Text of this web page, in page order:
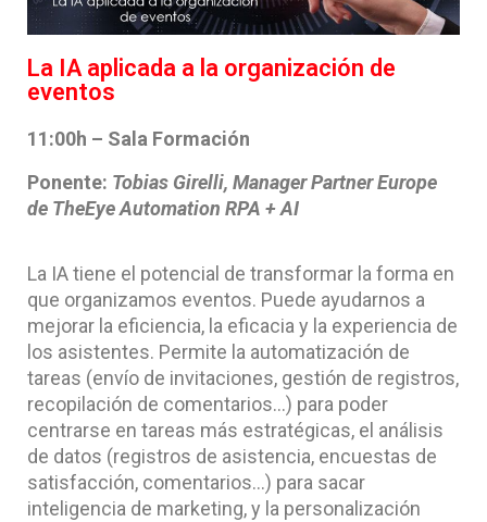
La IA aplicada a la organización de
eventos
11:00h – Sala Formación
Ponente: Tobias Girelli, Manager Partner Europe
de TheEye Automation RPA + AI
La IA tiene el potencial de transformar la forma en
que organizamos eventos. Puede ayudarnos a
mejorar la eficiencia, la eficacia y la experiencia de
los asistentes. Permite la automatización de
tareas (envío de invitaciones, gestión de registros,
recopilación de comentarios…) para poder
centrarse en tareas más estratégicas, el análisis
de datos (registros de asistencia, encuestas de
satisfacción, comentarios…) para sacar
inteligencia de marketing, y la personalización